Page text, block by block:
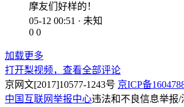
摩友们好样的！
05-12 00:51 · 未知
0 0
加载更多
打开梨视频，查看全部评论
京网文[2017]10577-1243号 京ICP备
中国互联网举报中心违法和不良信息举报/